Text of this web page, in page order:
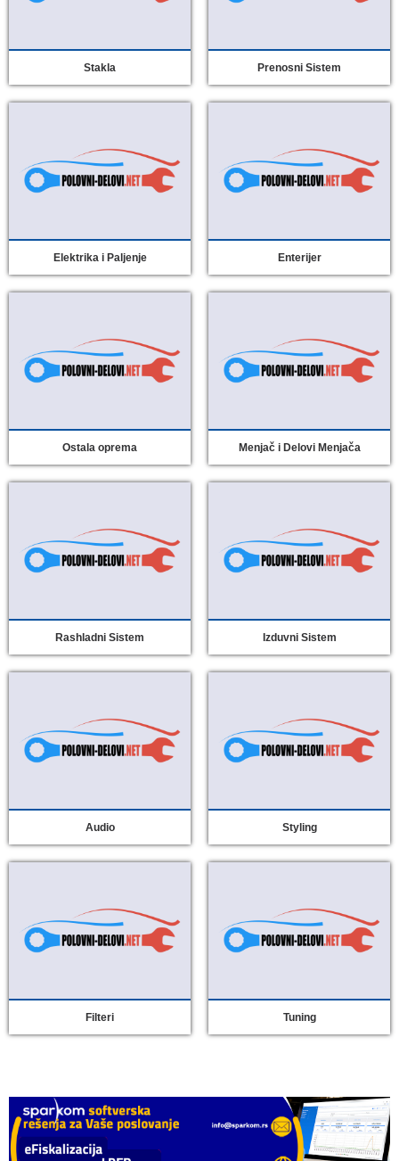
Stakla Prenosni Sistem
Elektrika i Paljenje Enterijer
Ostala oprema Menjač i Delovi Menjača
Rashladni Sistem Izduvni Sistem
Audio Styling
Filteri Tuning